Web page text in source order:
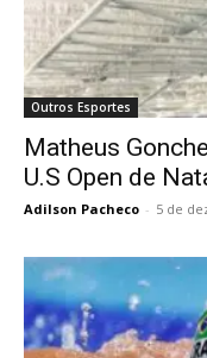
Outros Esportes
Matheus
U.S Open de
Adilson Pacheco - 5 de